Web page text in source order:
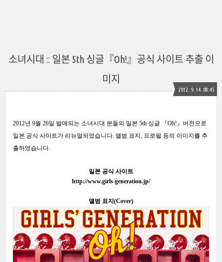
소녀시대 :: 일본 5th 싱글『Oh!』공식 사이트 추출 이
미지
2012. 9. 14. 08:45
2012년 9월 26일 발매되는 소녀시대 분들의 일본 5th 싱글 『Oh!』버전으로
일본 공식 사이트가 리뉴얼되었습니다. 앨범 표지, 프로필 등의 이미지를 추
출하였습니다.
일본 공식 사이트
http://www.girls-generation.jp/
앨범 표지(Cover)